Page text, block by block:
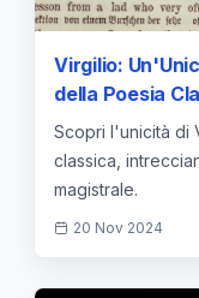
Virgilio:
della Poesia
Scopri l'unicità di
classica,
magistrale.
20 Nov 2024